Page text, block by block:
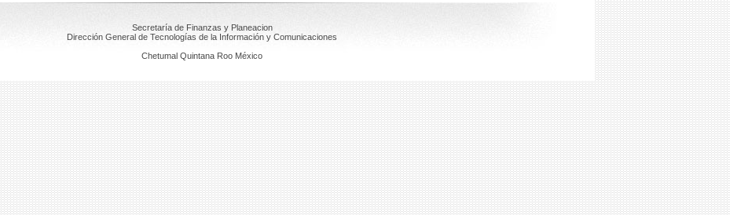
Secretaría de Finanzas y Planeacion
Dirección General de Tecnologías de la Información y Comunicaciones
Chetumal Quintana Roo México